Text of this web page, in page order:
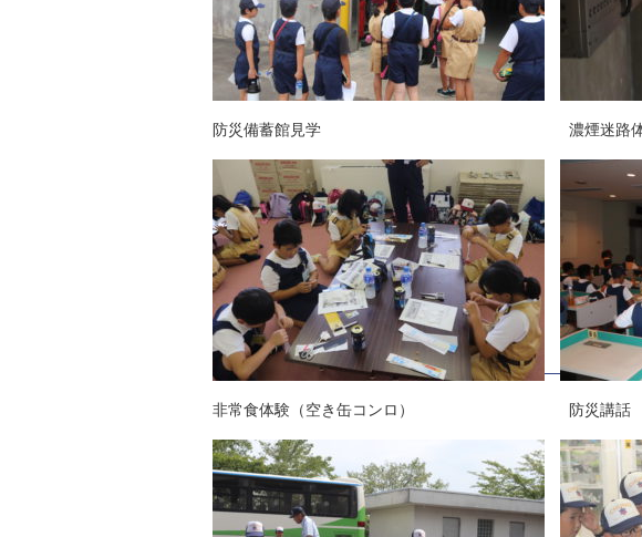
防災備蓄館見学 濃煙迷路体
非常食体験（空き缶コンロ） 防災講話